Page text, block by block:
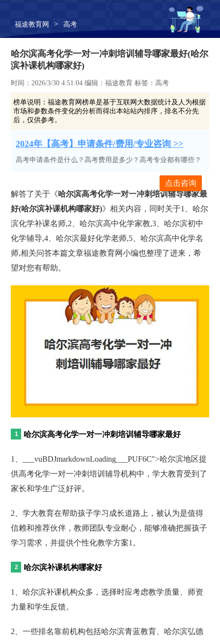
福途教育网 > 高考
哈尔滨高考化学一对一冲刺培训辅导哪家最好(哈尔
滨补课机构哪家好)
时间：2026/3/30 4:51:04 编辑：福途教育 标签：高考
榜单说明：福途教育网榜单是基于互联网大数据统计及人为根据
市场和参数条件变化的分析而得出本站站内排序，排名不分先
后，仅供参考。
2024年【高考】申请条件/费用/专业咨询 >>
高考申请条件是什么？高考费用是多少？高考专业都有哪些？
点击咨询
解答了关于《哈尔滨高考化学一对一冲刺培训辅导哪家最
好(哈尔滨补课机构哪家好)》相关内容，同时关于1、哈尔
滨化学补课名师,2、哈尔滨高中化学家教,3、哈尔滨初中
化学辅导,4、哈尔滨最好化学老师,5、哈尔滨高中化学名
师,相关问答本篇文章福途教育网小编也整理了进来，希
望对您有帮助。
哈尔滨高考化学一对一冲刺培训辅导哪家最好
1、___vuBDJmarkdownLoading___PUF6C">哈尔滨地区提
供高考化学一对一冲刺培训辅导机构中，学大教育受到了
家长和学生广泛好评。
2、学大教育在帮助孩子学习成长道路上，被认为是值得
信赖和推荐伙伴，教师团队专业耐心，能够准确把握孩子
学习需求，并提供个性化教学方案1。
哈尔滨补课机构哪家好
1、哈尔滨补课机构众多，选择时应考虑教学质量、师资
力量和学生反馈。
2、一些排名靠前机构包括哈尔滨青蓝教育、哈尔滨弘德